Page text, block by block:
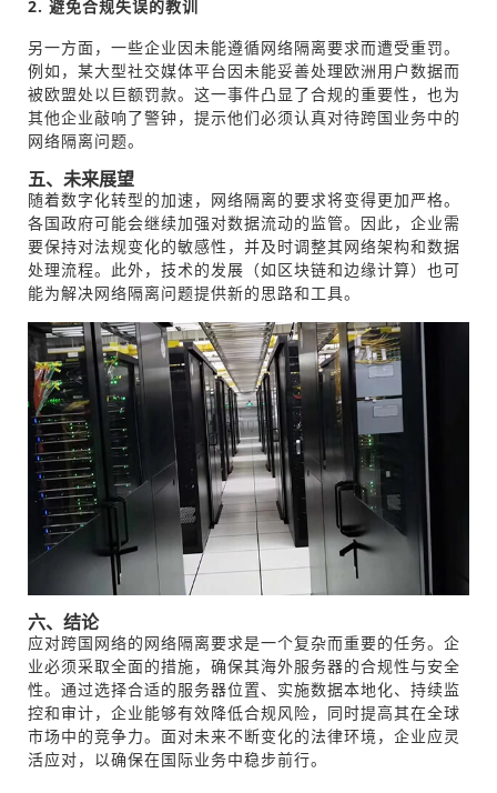
2. 避免合规失误的教训
另一方面，一些企业因未能遵循网络隔离要求而遭受重罚。
例如，某大型社交媒体平台因未能妥善处理欧洲用户数据而
被欧盟处以巨额罚款。这一事件凸显了合规的重要性，也为
其他企业敲响了警钟，提示他们必须认真对待跨国业务中的
网络隔离问题。
五、未来展望
随着数字化转型的加速，网络隔离的要求将变得更加严格。
各国政府可能会继续加强对数据流动的监管。因此，企业需
要保持对法规变化的敏感性，并及时调整其网络架构和数据
处理流程。此外，技术的发展（如区块链和边缘计算）也可
能为解决网络隔离问题提供新的思路和工具。
六、结论
应对跨国网络的网络隔离要求是一个复杂而重要的任务。企
业必须采取全面的措施，确保其海外服务器的合规性与安全
性。通过选择合适的服务器位置、实施数据本地化、持续监
控和审计，企业能够有效降低合规风险，同时提高其在全球
市场中的竞争力。面对未来不断变化的法律环境，企业应灵
活应对，以确保在国际业务中稳步前行。